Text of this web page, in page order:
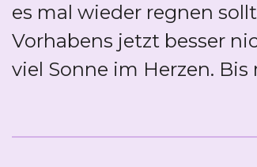
es mal wieder regnen
Vorhabens jetzt besser
viel Sonne im Herzen.